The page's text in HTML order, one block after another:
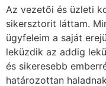
Az vezetői és üzleti
sikersztorit láttam.
ügyfeleim a saját
leküzdik az addig
és sikeresebb
határozottan